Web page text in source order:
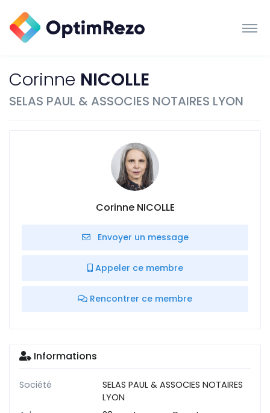
Corinne NICOLLE
SELAS PAUL & ASSOCIES NOTAIRES LYON
Corinne NICOLLE
Envoyer un message
Appeler ce membre
Rencontrer ce membre
Informations
Société
SELAS PAUL & ASSOCIES NOTAIRES
LYON